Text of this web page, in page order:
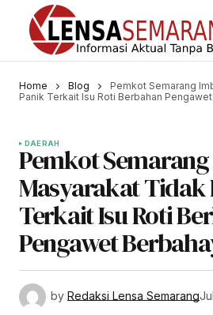
Home Blog
Pemkot Semarang
Panik Terkait Isu Roti Berbahan
DAERAH
Pemkot
Masyarakat Tidak
Terkait Isu Roti
Pengawet
by Redaksi Lensa Semarang